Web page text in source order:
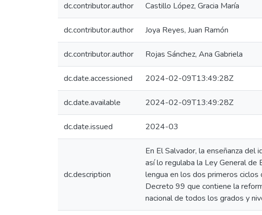
dc.contributor.author Castillo López, Gracia María
dc.contributor.author Joya Reyes, Juan Ramón
dc.contributor.author Rojas Sánchez, Ana Gabriela
dc.date.accessioned 2024-02-09T13:49:28Z
dc.date.available 2024-02-09T13:49:28Z
dc.date.issued 2024-03
dc.description
En El Salvador, la enseñanza del
así lo regulaba la Ley General de
lengua en los dos primeros
Decreto 99 que contiene la
nacional de todos los grados y